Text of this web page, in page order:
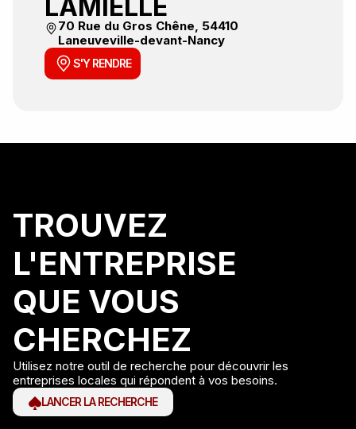
LAMIELLE
70 Rue du Gros Chêne, 54410
Laneuveville-devant-Nancy
S'Y RENDRE
TROUVEZ
L'ENTREPRISE
QUE VOUS
CHERCHEZ
Utilisez notre outil de recherche pour découvrir les
entreprises locales qui répondent à vos besoins.
LANCER LA RECHERCHE